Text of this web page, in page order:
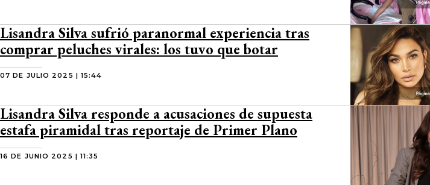
Lisandra Silva sufrió paranormal experiencia tras
comprar peluches virales: los tuvo que botar
07 DE JULIO 2025 | 15:44
Lisandra Silva responde a acusaciones de supuesta
estafa piramidal tras reportaje de Primer Plano
16 DE JUNIO 2025 | 11:35